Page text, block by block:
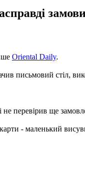
Oriental Daily.
письмовий стіл,
не перевірив ще
- маленький